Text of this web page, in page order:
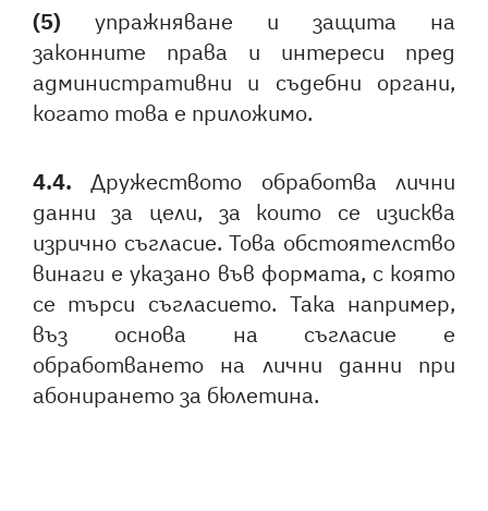
(5) упражняване и защита на
законните права и интереси пред
административни и съдебни органи,
когато това е приложимо.
4.4. Дружеството обработва лични
данни за цели, за които се изисква
изрично съгласие. Това обстоятелство
винаги е указано във формата, с която
се търси съгласието. Така например,
въз основа на съгласие е
обработването на лични данни при
абонирането за бюлетина.